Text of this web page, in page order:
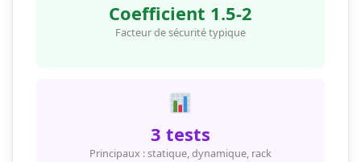
Coefficient 1.5-2
Facteur de sécurité typique
3 tests
Principaux : statique, dynamique, rack